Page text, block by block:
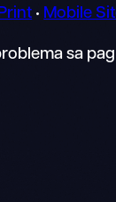
• Mobile
sa